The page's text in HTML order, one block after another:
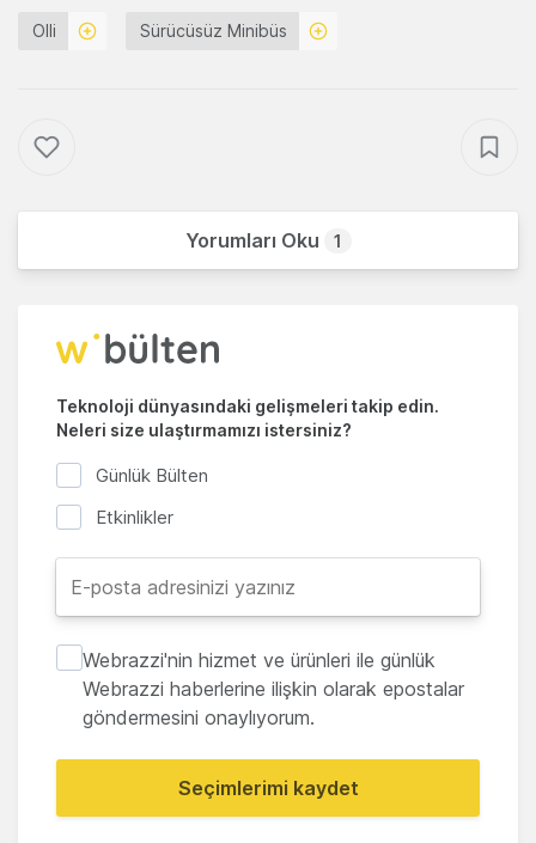
Olli Sürücüsüz Minibüs
Yorumları Oku 1
Teknoloji dünyasındaki gelişmeleri takip edin.
Neleri size ulaştırmamızı istersiniz?
Günlük Bülten
Etkinlikler
Webrazzi'nin hizmet ve ürünleri ile günlük
Webrazzi haberlerine ilişkin olarak epostalar
göndermesini onaylıyorum.
Seçimlerimi kaydet